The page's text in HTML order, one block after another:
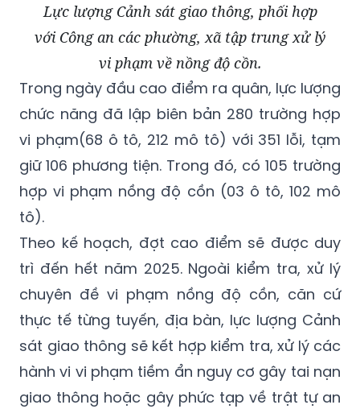
Lực lượng Cảnh sát giao thông, phối hợp
với Công an các phường, xã tập trung xử lý
vi phạm về nồng độ cồn.
Trong ngày đầu cao điểm ra quân, lực lượng
chức năng đã lập biên bản 280 trường hợp
vi phạm(68 ô tô, 212 mô tô) với 351 lỗi, tạm
giữ 106 phương tiện. Trong đó, có 105 trường
hợp vi phạm nồng độ cồn (03 ô tô, 102 mô
tô).
Theo kế hoạch, đợt cao điểm sẽ được duy
trì đến hết năm 2025. Ngoài kiểm tra, xử lý
chuyên đề vi phạm nồng độ cồn, căn cứ
thực tế từng tuyến, địa bàn, lực lượng Cảnh
sát giao thông sẽ kết hợp kiểm tra, xử lý các
hành vi vi phạm tiềm ẩn nguy cơ gây tai nạn
giao thông hoặc gây phức tạp về trật tự an